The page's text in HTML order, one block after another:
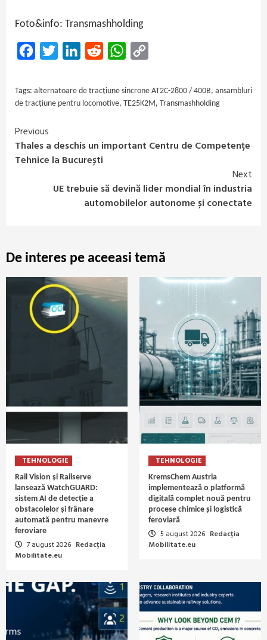
Foto&info: Transmashholding
FacebookTwitter LinkedInReddit WhatsApp
Tags: alternatoare de tracțiune sincrone AT2C-2800 / 400B, ansambluri
de tracțiune pentru locomotive, TE25K2M, Transmashholding
Continue
Reading
Previous
Thales a deschis un important Centru de Competențe
Tehnice la București
Next
UE trebuie să devină lider mondial în industria
automobilelor autonome și conectate
De interes pe aceeasi temă
TEHNOLOGIE
Rail Vision și Railserve
lansează WatchGUARD:
sistem AI de detecție a
obstacolelor și frânare
automată pentru manevre
feroviare
7 august 2026 Redacția
Mobilitate.eu
TEHNOLOGIE
KremsChem Austria
implementează o platformă
digitală complet nouă pentru
procese chimice și logistică
feroviară
5 august 2026 Redacția
Mobilitate.eu